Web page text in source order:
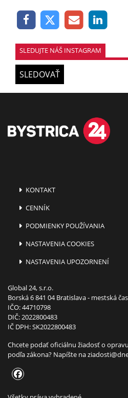
SLEDUJTE NÁŠ INSTAGRAM
SLEDOVAŤ
KONTAKT
CENNÍK
PODMIENKY POUŽÍVANIA
NASTAVENIA COOKIES
NASTAVENIA UPOZORNENÍ
Global 24, s.r.o.
Borská 6 841 04 Bratislava - mestská
IČO: 44710798
DIČ: 2022800483
IČ DPH: SK2022800483
Chcete podať oficiálnu žiadosť o
podľa zákona? Napíšte na